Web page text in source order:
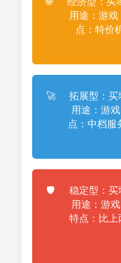
用途：游
点：特价
🚀
拓展型：买
用途：游
点：中档服
🛡️
稳定型：买
用途：游
特点：比上